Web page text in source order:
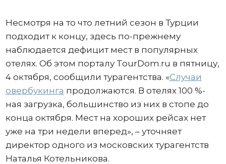
Несмотря на то что летний сезон в Турции
подходит к концу, здесь по-прежнему
наблюдается дефицит мест в популярных
отелях. Об этом порталу TourDom.ru в пятницу,
4 октября, сообщили турагентства. «Случаи
овербукинга продолжаются. В отелях 100 %-
ная загрузка, большинство из них в стопе до
конца октября. Мест на хороших рейсах нет
уже на три недели вперед», – уточняет
директор одного из московских турагентств
Наталья Котельникова.